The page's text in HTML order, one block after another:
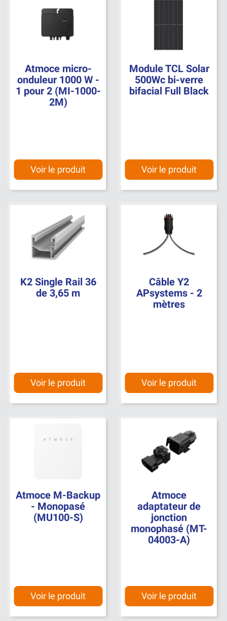
Atmoce micro-
onduleur 1000 W -
1 pour 2 (MI-1000-
2M)
Voir le produit
Module TCL Solar
500Wc bi-verre
bifacial Full Black
Voir le produit
K2 Single Rail 36
de 3,65 m
Voir le produit
Câble Y2
APsystems - 2
mètres
Voir le produit
Atmoce M-Backup
- Monopasé
(MU100-S)
Voir le produit
Atmoce
adaptateur de
jonction
monophasé (MT-
04003-A)
Voir le produit